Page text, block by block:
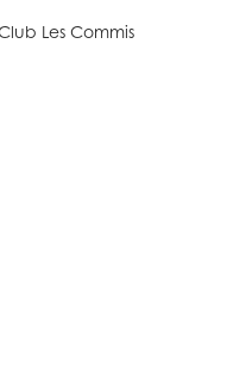
Les Commis